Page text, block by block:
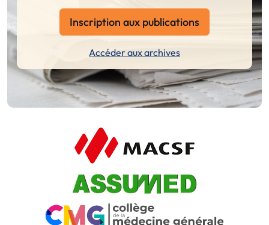
Inscription aux publications
Accéder aux archives